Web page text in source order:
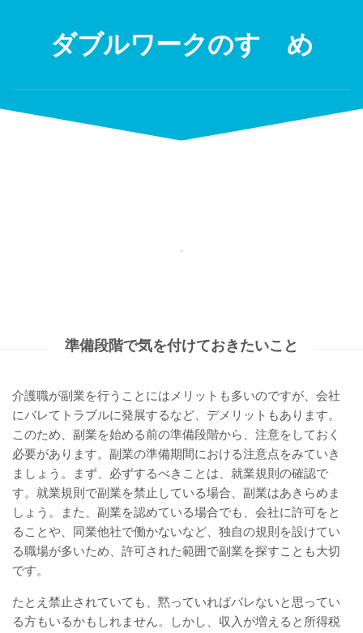
ダブルワークのすゝめ
準備段階で気を付けておきたいこと
介護職が副業を行うことにはメリットも多いのですが、会社
にバレてトラブルに発展するなど、デメリットもあります。
このため、副業を始める前の準備段階から、注意をしておく
必要があります。副業の準備期間における注意点をみていき
ましょう。まず、必ずするべきことは、就業規則の確認で
す。就業規則で副業を禁止している場合、副業はあきらめま
しょう。また、副業を認めている場合でも、会社に許可をと
ることや、同業他社で働かないなど、独自の規則を設けてい
る職場が多いため、許可された範囲で副業を探すことも大切
です。
たとえ禁止されていても、黙っていればバレないと思ってい
る方もいるかもしれません。しかし、収入が増えると所得税